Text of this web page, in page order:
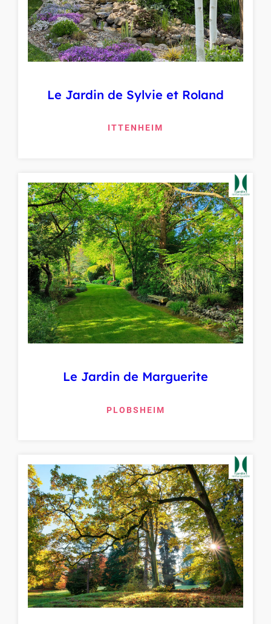
Le Jardin de Sylvie et Roland
ITTENHEIM
Le Jardin de Marguerite
PLOBSHEIM